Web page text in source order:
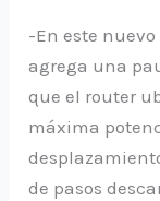
-En este
agrega una
que el router
máxima
de pasos